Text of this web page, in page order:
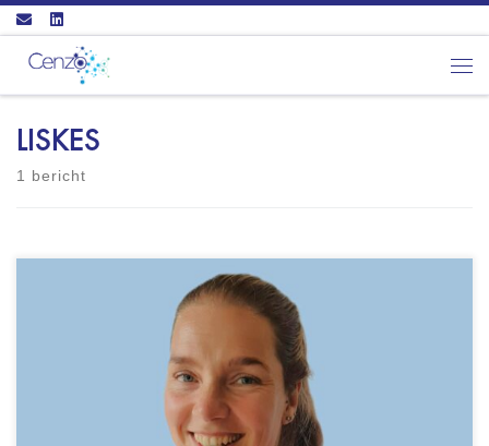
Ga naar inhoud
LISKES
1 bericht
Praktijk in thuis Javastraat 68 6524 MG
NIJMEGEN Ook videobellen mogelijk - GZ-
psycholoog (BIG: 49918065325)